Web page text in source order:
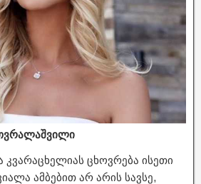
კვარაცხელიას ცხოვრება ისეთი
ამბებით არ არის სავსე,